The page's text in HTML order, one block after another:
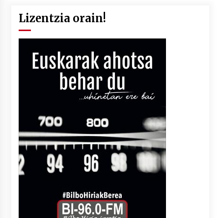
Lizentzia orain!